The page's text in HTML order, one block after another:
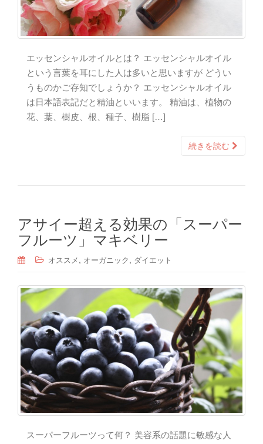
エッセンシャルオイルとは？ エッセンシャルオイル
という言葉を耳にした人は多いと思いますが どうい
うものかご存知でしょうか？ エッセンシャルオイル
は日本語表記だと精油といいます。 精油は、植物の
花、葉、樹皮、根、種子、樹脂 […]
続きを読む
アサイー超える効果の「スーパー
フルーツ」マキベリー
オススメ, オーガニック, ダイエット
スーパーフルーツって何？ 美容系の話題に敏感な人